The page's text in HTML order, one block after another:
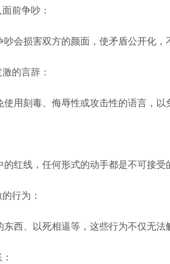
前争吵：
损害双方的颜面，使矛盾公开化，
的言辞：
刻毒、侮辱性或攻击性的语言，以
线，任何形式的动手都是不可接受
行为：
、以死相逼等，这些行为不仅无法